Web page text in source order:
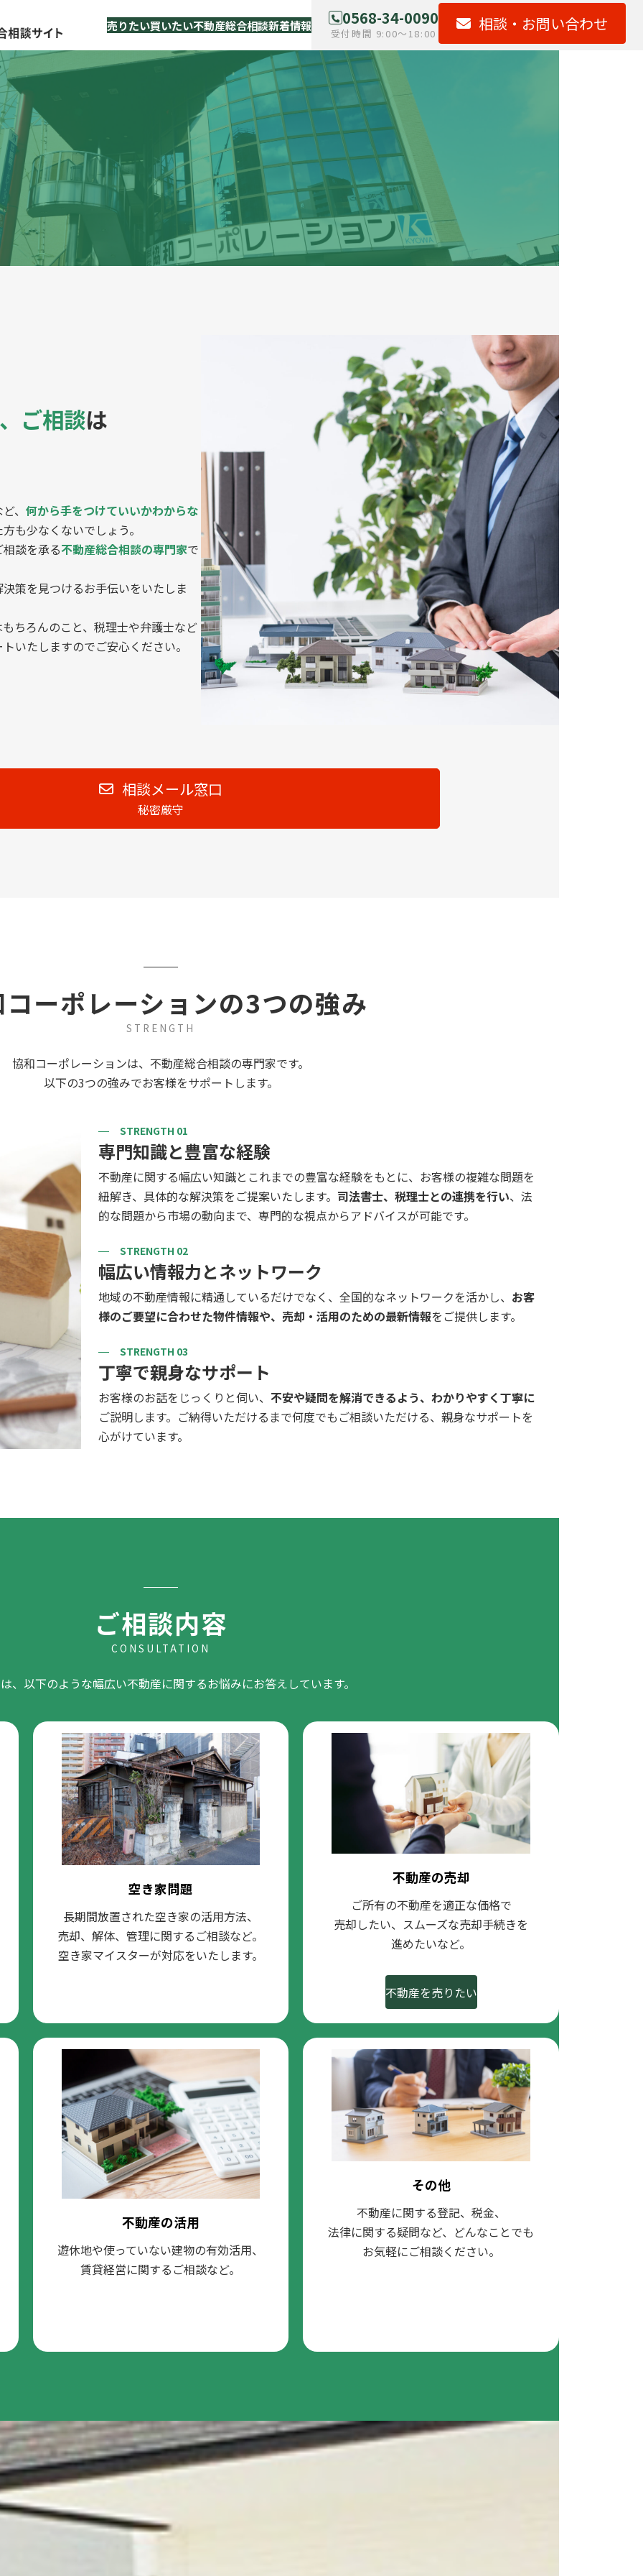
売りたい買いたい不動産総合相談新着情報 0568-34-0090
受付時間 9:00～18:00 相談・ お問い合わせ
ご相談は
、 何から手をつけていいかわからな
も少なくないでしょう。
談を承る不動産総合相談の専門家で
策を見つけるお手伝いをいたしま
ちろんのこと、税理士や弁護士など
いたしますのでご安心ください。
相談メール窓口
秘密厳守
ーポレーションの3つの強み
STRENGTH
協和コーポレーションは、不動産総合相談の専門家です。
以下の3つの強みでお客様をサポートします。
STRENGTH 01
専門知識と豊富な経験
不動産に関する幅広い知識とこれまでの豊富な経験をもとに、お客様の複雑な問題を
紐解き、具体的な解決策をご提案いたします。 司法書士、税理士との連携を行い、法
的な問題から市場の動向まで、専門的な視点からアドバイスが可能です。
STRENGTH 02
幅広い情報力とネットワーク
地域の不動産情報に精通しているだけでなく、全国的なネットワークを活かし、 お客
様のご要望に合わせた物件情報や、売却・活用のための最新情報をご提供します。
STRENGTH 03
丁寧で親身なサポート
お客様のお話をじっくりと伺い、 不安や疑問を解消できるよう、わかりやすく丁寧に
ご説明します。ご納得いただけるまで何度でもご相談いただける、親身なサポートを
心がけています。
ご相談内容
CONSULTATION
、以下のような幅広い不動産に関するお悩みにお答えしています。
空き家問題
長期間放置された空き家の活用方法、
売却、解体、管理に関するご相談など。
空き家マイスターが対応をいたします。
不動産の売却
ご所有の不動産を適正な価格で
売却したい、スムーズな売却手続きを
進めたいなど。
不動産を売りたい
不動産の活用
遊休地や使っていない建物の有効活用、
賃貸経営に関するご相談など。
その他
不動産に関する登記、税金、
法律に関する疑問など、どんなことでも
お気軽にご相談ください。